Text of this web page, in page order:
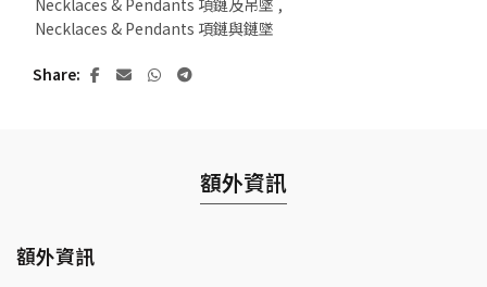
Necklaces & Pendants 項鏈與鏈墜
Share
額外資訊
額外資訊